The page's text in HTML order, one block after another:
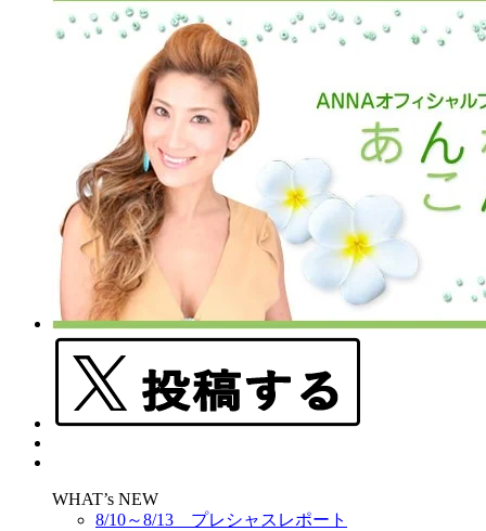
WHAT’s NEW
8/10～8/13 プレシャスレポート